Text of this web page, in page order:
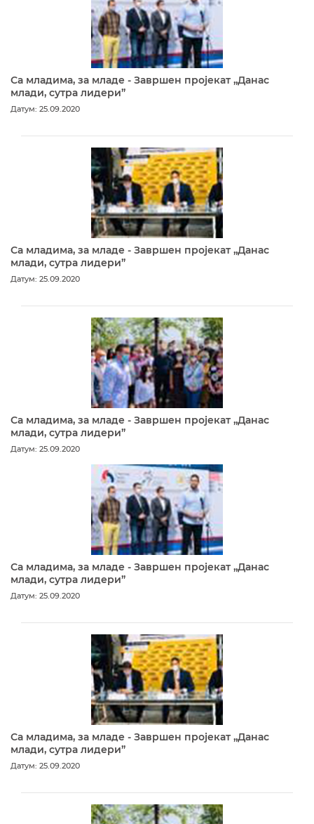
Са младима, за младе - Завршен пројекат „Данас
млади, сутра лидери”
Датум: 25.09.2020
Са младима, за младе - Завршен пројекат „Данас
млади, сутра лидери”
Датум: 25.09.2020
Са младима, за младе - Завршен пројекат „Данас
млади, сутра лидери”
Датум: 25.09.2020
Са младима, за младе - Завршен пројекат „Данас
млади, сутра лидери”
Датум: 25.09.2020
Са младима, за младе - Завршен пројекат „Данас
млади, сутра лидери”
Датум: 25.09.2020